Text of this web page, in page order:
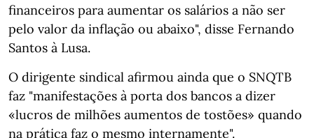
financeiros para aumentar os salários a não ser
pelo valor da inflação ou abaixo", disse Fernando
Santos à Lusa.
O dirigente sindical afirmou ainda que o SNQTB
faz "manifestações à porta dos bancos a dizer
«lucros de milhões aumentos de tostões» quando
na prática faz o mesmo internamente".